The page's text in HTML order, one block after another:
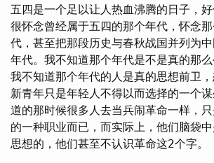
五四是一个足以让人热血沸腾的日子，
很怀念曾经属于五四的那个年代，怀念
代，甚至把那段历史与春秋战国并列为
年代。我不知道那个年代是不是真的那么
我不知道那个年代的人是真的思想前卫
新青年只是年轻人不得以而选择的一个
道的那时候很多人去当兵闹革命一样，
的一种职业而已，而实际上，他们脑袋
思想的，他们甚至不认识革命这2个字。